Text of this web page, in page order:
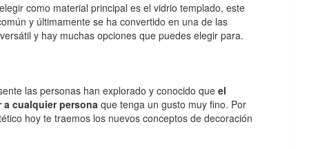
como material principal es el vidrio templado, este
y últimamente se ha convertido en una de las
y hay muchas opciones que puedes elegir para.
las personas han explorado y conocido que el
cualquier persona que tenga un gusto muy fino. Por
hoy te traemos los nuevos conceptos de decoración